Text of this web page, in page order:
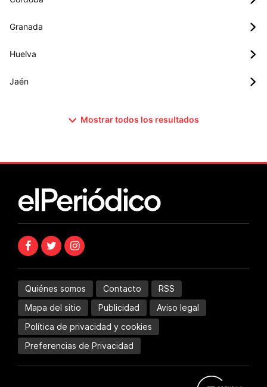
Granada
Huelva
Jaén
Mostrar todos los resultados
Quiénes somos Contacto
RSS
Mapa del sitio
Publicidad
Aviso legal
Política de privacidad y cookies
Preferencias de Privacidad